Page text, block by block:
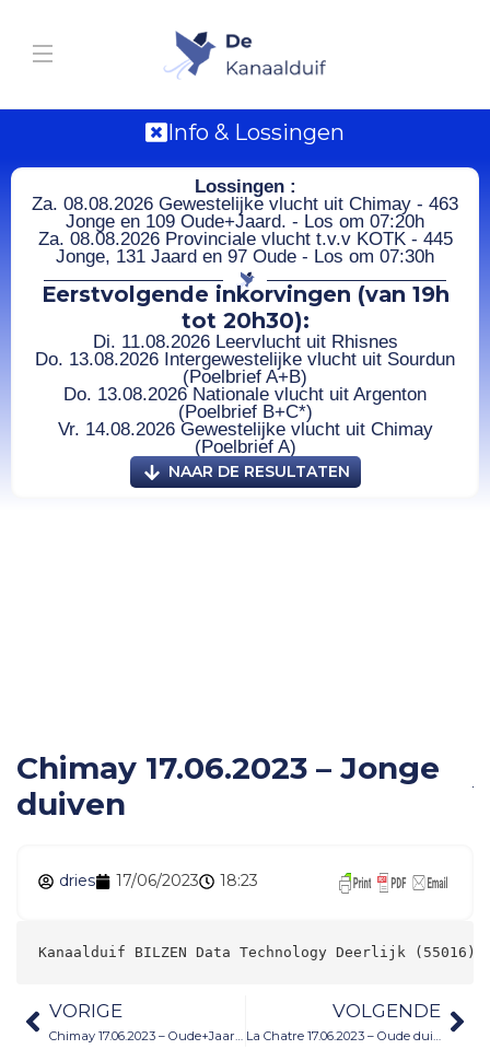
Info & Lossingen
Lossingen :
Za. 08.08.2026 Gewestelijke vlucht uit Chimay - 463
Jonge en 109 Oude+Jaard. - Los om 07:20h
Za. 08.08.2026 Provinciale vlucht t.v.v KOTK - 445
Jonge, 131 Jaard en 97 Oude - Los om 07:30h
Eerstvolgende inkorvingen (van 19h
tot 20h30):
Di. 11.08.2026 Leervlucht uit Rhisnes
Do. 13.08.2026 Intergewestelijke vlucht uit Sourdun
(Poelbrief A+B)
Do. 13.08.2026 Nationale vlucht uit Argenton
(Poelbrief B+C*)
Vr. 14.08.2026 Gewestelijke vlucht uit Chimay
(Poelbrief A)
NAAR DE RESULTATEN
Chimay 17.06.2023 – Jonge
duiven
dries 17/06/2023 18:23
Kanaalduif BILZEN Data Technology Deerlijk
VORIGE
Chimay 17.06.2023 – Oude+Jaarduiven
VOLGENDE
La Chatre 17.06.2023 – Oude duiven